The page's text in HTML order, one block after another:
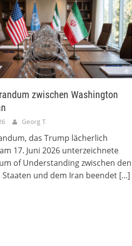
zwischen Washington
Georg T.
das Trump lächerlich
17. Juni 2026 unterzeichnete
of Understanding zwischen den
und dem Iran beendet [...]